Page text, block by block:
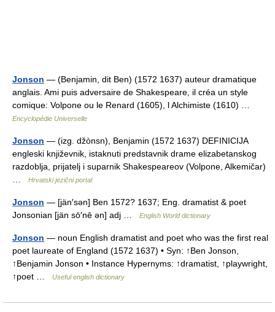
Jonson — (Benjamin, dit Ben) (1572 1637) auteur dramatique
anglais. Ami puis adversaire de Shakespeare, il créa un style
comique: Volpone ou le Renard (1605), l Alchimiste (1610) …
Encyclopédie Universelle
Jonson — (izg. džònsn), Benjamin (1572 1637) DEFINICIJA
engleski književnik, istaknuti predstavnik drame elizabetanskog
razdoblja, prijatelj i suparnik Shakespeareov (Volpone, Alkemičar)
Hrvatski jezični portal
Jonson — [jän′sən] Ben 1572? 1637; Eng. dramatist & poet
Jonsonian [jän sō′nē ən] adj …
English World dictionary
Jonson — noun English dramatist and poet who was the first real
poet laureate of England (1572 1637) • Syn: ↑Ben Jonson,
↑Benjamin Jonson • Instance Hypernyms: ↑dramatist, ↑playwright,
↑poet …
Useful english dictionary